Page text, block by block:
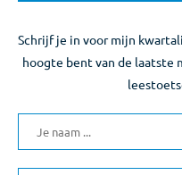
Schrijf je in voor mijn
hoogte bent van de laatste